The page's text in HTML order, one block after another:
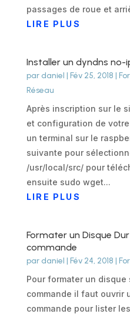
passages de roue et
LIRE PLUS
Installer un dyndns no-
par daniel | Fév 25, 2018 |
Réseau
Après inscription sur le
et configuration de
un terminal sur le
suivante pour
/usr/local/src/ pour
ensuite sudo wget...
LIRE PLUS
Formater un Disque
commande
par daniel | Fév 24, 2018 |
Pour formater un
commande il faut ouvrir
commande pour lister